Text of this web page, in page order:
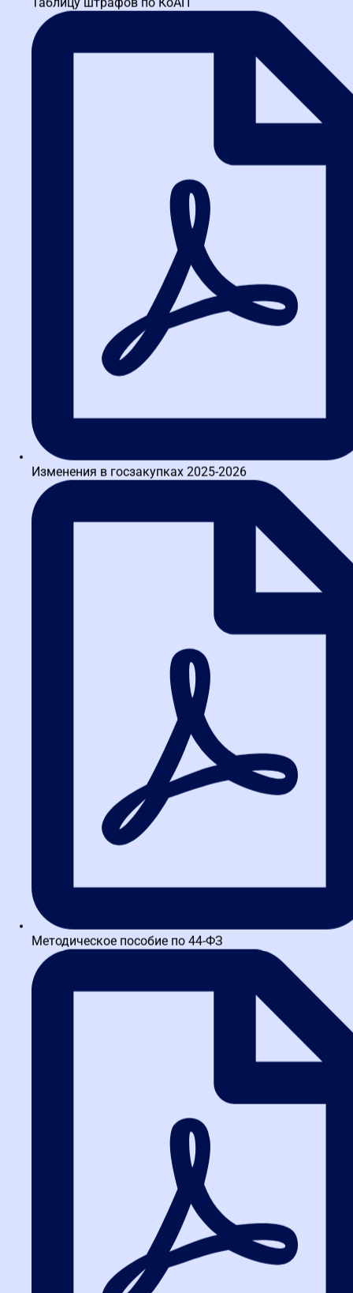
внесение изменений в цену контракта вызвано изменением
объективных
обстоятельств в виде существенного увеличения стоимости
строительных работ
и материалов, которые не могли предвидеть обе стороны.
Сохранение существующих условий договора нарушает
целях достижения определенности в отношениях сторон,
интересов и стабильности гражданского оборота,
защиты прав и интересов участников гражданского оборота,
условий, предусмотренных пунктом 2 Постановления
09.08.2021 № 1315 «О внесении изменений в некоторые акты
Российской Федерации» (далее – Постановление № 1315) отказ
заключения дополнительного соглашения об увеличении цены
является недопустимым.
права.
В настоящем случае между сторонами сложились спорные
отношения по
поводу исполнения государственного контракта от №
03731000161210000010001
от 26.02.2021, регулируемые положениями главы 37 ГК РФ и
Федеральным
законом от 05.04.2013 № 44-ФЗ «О контрактной системе в сфере
товаров, работ, услуг для обеспечения государственных и
(далее – Закон № 44-ФЗ, Закон о контрактной системе).
В соответствии с пунктом 2 статьи 763 ГК РФ по
муниципальному контракту на выполнение подрядных работ
государственных или муниципальных нужд подрядчик
строительные, проектные и другие связанные со строительством
объектов производственного и непроизводственного характера
передать их государственному или муниципальному заказчику,
государственный или муниципальный заказчик обязуется
принять выполненные
работы и оплатить их или обеспечить их оплату.
Согласно статье 767 ГК РФ изменения условий государственного
уменьшения
государственными органами или органами местного
самоуправления в
установленном порядке средств соответствующего бюджета,
выделенных для
финансирования подрядных работ, в одностороннем порядке
или по
соглашению сторон допускаются в случаях, предусмотренных
Исходя из положений статей 711, 720, пункта 4 статьи 753 ГК РФ,
обязанность заказчика по оплате работ наступает после сдачи
выполнения работ, их стоимости по договору подряда является
выполненных работ, как доказательство выполнения работ.
Согласно части 2 статьи 34 Закона № 44-ФЗ при заключении
указывается, что цена контракта является твердой и
исполнения контракта, а в случаях, установленных
Федерации, указываются ориентировочное значение цены
формула цены и максимальное значение цены контракта,
Изменения в госзакупках 2025-2026
Методическое пособие по 44-ФЗ